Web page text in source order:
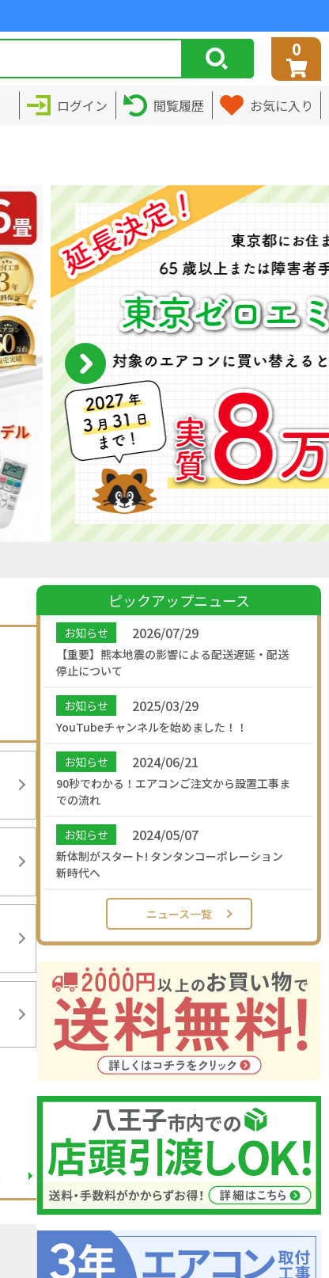
0
ログイン 閲覧履歴 お気に入り
ピックアップニュース
お知らせ 2026/07/29
【重要】熊本地震の影響による配送遅延・配送
停止について
お知らせ 2025/03/29
YouTubeチャンネルを始めました！！
お知らせ 2024/06/21
90秒でわかる！エアコンご注文から設置工事ま
での流れ
お知らせ 2024/05/07
新体制がスタート! タンタンコーポレーション
新時代へ
ニュース一覧